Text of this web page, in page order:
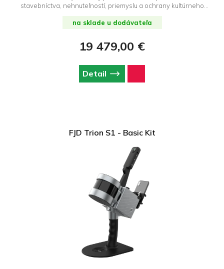
stavebníctva, nehnuteľností, priemyslu a ochrany kultúrneho
škálou softvéru spoľahlivo zjednodušuje 3D skenovanie.
na sklade u dodávateľa
19 479,00 €
Detail
FJD Trion S1 - Basic Kit